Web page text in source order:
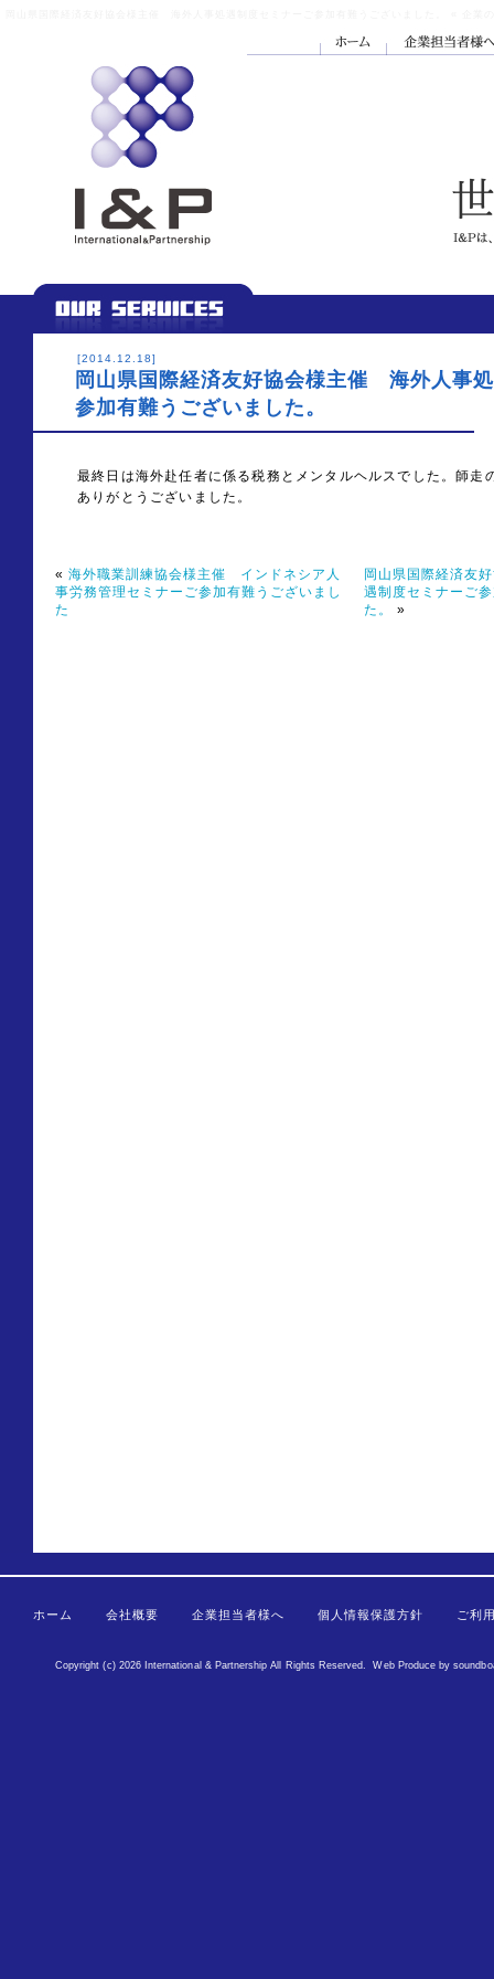
[2014.12.18]
岡山県国際経済友好協会様主催 海外人事
参加有難うございました。
最終日は海外赴任者に係る税務とメンタルヘルスでした。師走
ありがとうございました。
« 海外職業訓練協会様主催 インドネシア人
事労務管理セミナーご参加有難うございまし
た
岡山県国際経済友
遇制度セミナーご
た。
»
ホーム 会社概要 企業担当者様へ 個人情報保護方針 ご利
Copyright (c) 2026 International & Partnership All Rights Reserved.Web Produce by